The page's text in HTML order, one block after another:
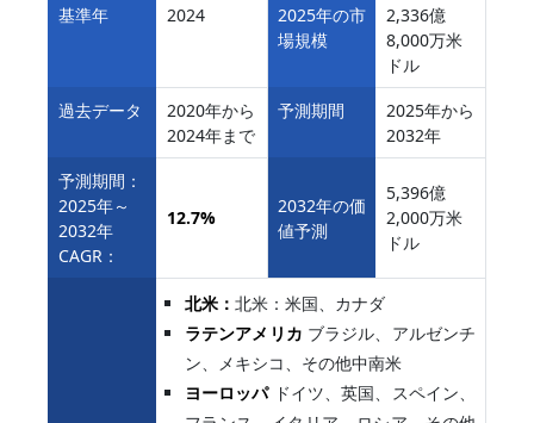
基準年 2024
2025年の市
場規模
2,336億
8,000万米
ドル
過去データ
2020年から
2024年まで
予測期間
2025年から
2032年
予測期間：
2025年～
2032年
CAGR：
12.7%
2032年の価
値予測
5,396億
2,000万米
ドル
北米： 北米：米国、カナダ
ラテンアメリカ ブラジル、アルゼンチ
ン、メキシコ、その他中南米
ヨーロッパ ドイツ、英国、スペイン、